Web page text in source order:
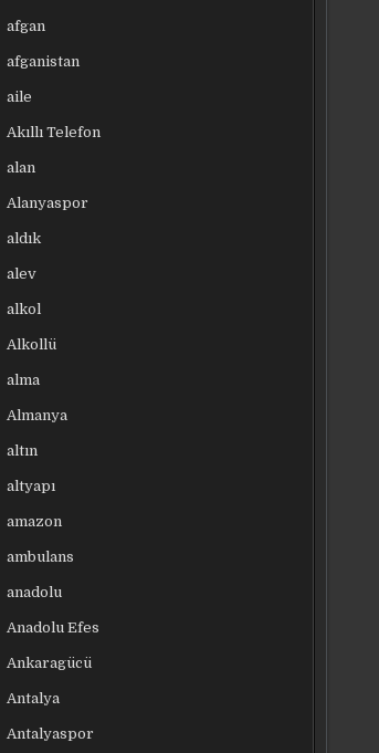
afgan
afganistan
aile
Akıllı Telefon
alan
Alanyaspor
aldık
alev
alkol
Alkollü
alma
Almanya
altın
altyapı
amazon
ambulans
anadolu
Anadolu Efes
Ankaragücü
Antalya
Antalyaspor